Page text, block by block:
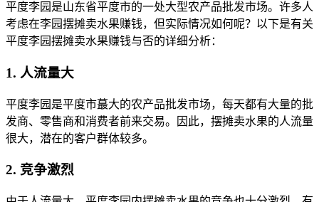
平度李园是山东省平度市的一处大型农产品批发市场。许多人
考虑在李园摆摊卖水果赚钱，但实际情况如何呢？以下是有关
平度李园摆摊卖水果赚钱与否的详细分析：
1. 人流量大
平度李园是平度市蕞大的农产品批发市场，每天都有大量的批
发商、零售商和消费者前来交易。因此，摆摊卖水果的人流量
很大，潜在的客户群体较多。
2. 竞争激烈